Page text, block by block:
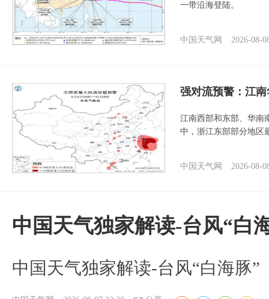
一带沿海登陆。
中国天气网 2026-08-
强对流预警：江
江南西部和东部、华南
中，浙江东部部分地区
中国天气网 2026-08-
中国天气独家解读-台风“白
中国天气独家解读-台风“白海豚”